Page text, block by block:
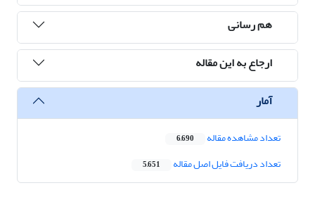
هم رسانی
ارجاع به این مقاله
آمار
تعداد مشاهده مقاله 6,690
تعداد دریافت فایل اصل مقاله 5,651